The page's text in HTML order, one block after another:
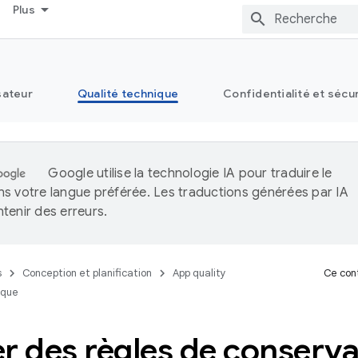
Plus
Qualité technique Confidentialité et
Google utilise la technologie IA pour traduire le
votre langue préférée. Les traductions générées par IA
des erreurs.
Conception et planification
App quality
Ce
des règles de